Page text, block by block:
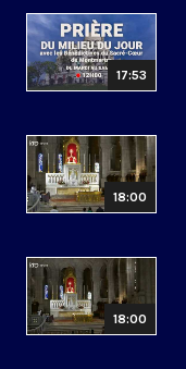
17:53
18:00
18:00